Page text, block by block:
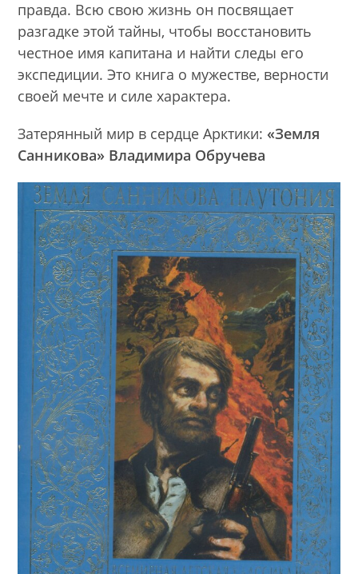
правда. Всю свою жизнь он посвящает
разгадке этой тайны, чтобы восстановить
честное имя капитана и найти следы его
экспедиции. Это книга о мужестве, верности
своей мечте и силе характера.
Затерянный мир в сердце Арктики: «Земля
Санникова» Владимира Обручева